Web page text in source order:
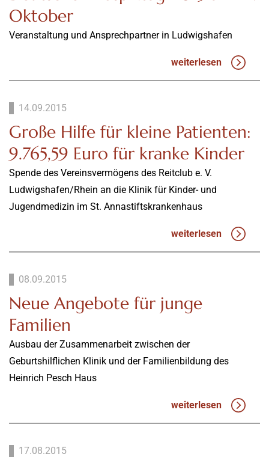
Oktober
Veranstaltung und Ansprechpartner in Ludwigshafen
weiterlesen
14.09.2015
Große Hilfe für kleine Patienten:
9.765,59 Euro für kranke Kinder
Spende des Vereinsvermögens des Reitclub e. V.
Ludwigshafen/Rhein an die Klinik für Kinder- und
Jugendmedizin im St. Annastiftskrankenhaus
weiterlesen
08.09.2015
Neue Angebote für junge
Familien
Ausbau der Zusammenarbeit zwischen der
Geburtshilflichen Klinik und der Familienbildung des
Heinrich Pesch Haus
weiterlesen
17.08.2015